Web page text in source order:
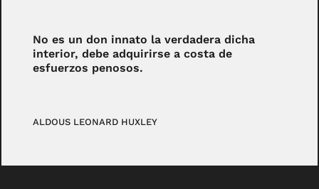
No es un don innato la verdadera dicha
interior, debe adquirirse a costa de
esfuerzos penosos.
ALDOUS LEONARD HUXLEY